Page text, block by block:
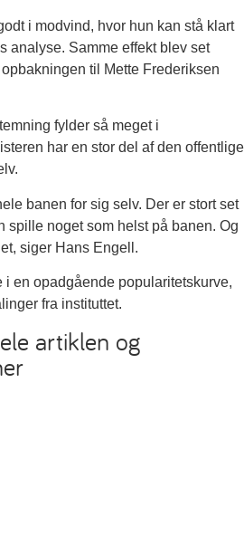
i modvind, hvor hun kan stå klart
analyse. Samme effekt blev set
til Mette Frederiksen
fylder så meget i
har en stor del af den offentlige
banen for sig selv. Der er stort set
spille noget som helst på banen. Og
siger Hans Engell.
i en opadgående popularitetskurve,
fra instituttet.
artiklen og